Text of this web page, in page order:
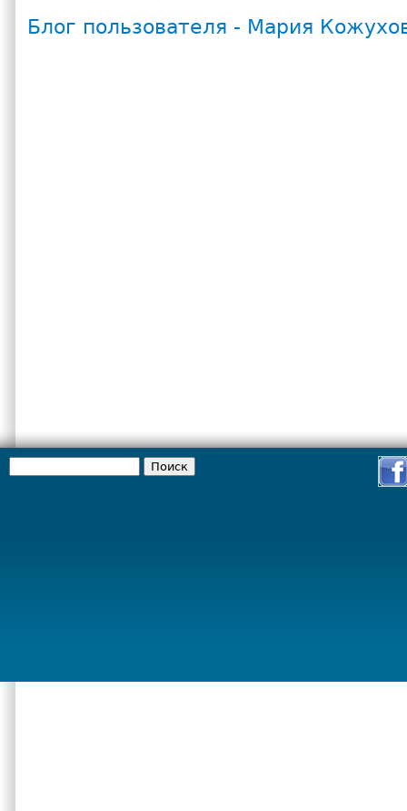
Блог пользователя - Мария